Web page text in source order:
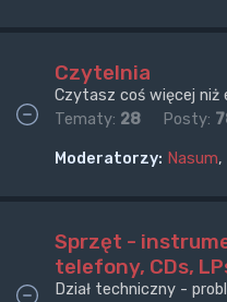
Czytelnia
Czytasz coś więcej
Tematy: 28 Posty:
Moderatorzy: Nasum,
Sprzęt -
telefony, CDs,
Dział techniczny -